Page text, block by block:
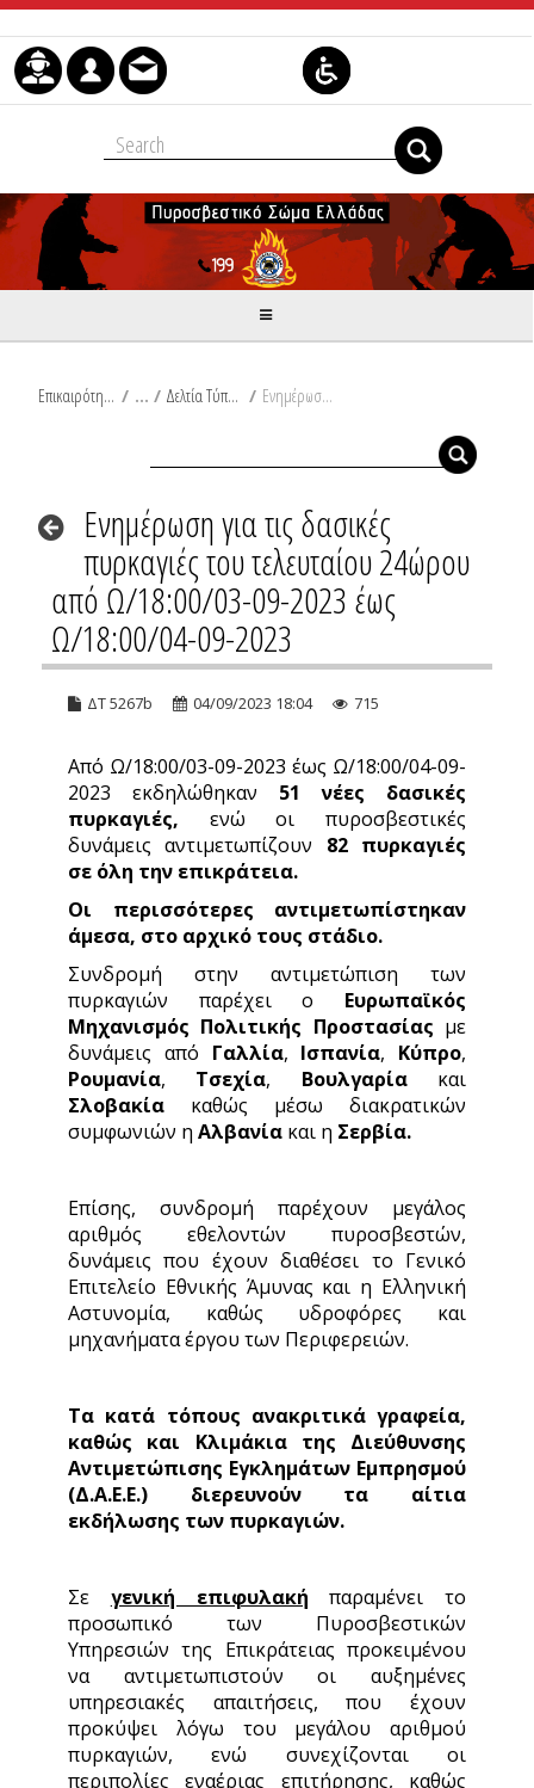
Skip to Content
Επικαιρότητα / Δελτία Τύπου / Ενημέρωση για τις δασικές πυρκαγιές του τελευταίου 24ώρου από Ω/18:00/03-09-2023 έως Ω/18:00/04-09-2023
Ενημέρωση για τις δασικές
πυρκαγιές του τελευταίου 24ώρου
από Ω/18:00/03-09-2023 έως
Ω/18:00/04-09-2023
ΔΤ 5267b 04/09/2023 18:04 715
Από Ω/18:00/03-09-2023 έως Ω/18:00/04-09-
2023 εκδηλώθηκαν 51 νέες δασικές
πυρκαγιές, ενώ οι πυροσβεστικές
δυνάμεις αντιμετωπίζουν 82 πυρκαγιές
σε όλη την επικράτεια.
Οι περισσότερες αντιμετωπίστηκαν
άμεσα, στο αρχικό τους στάδιο.
Συνδρομή στην αντιμετώπιση των
πυρκαγιών παρέχει ο Ευρωπαϊκός
Μηχανισμός Πολιτικής Προστασίας με
δυνάμεις από Γαλλία, Ισπανία, Κύπρο,
Ρουμανία, Τσεχία, Βουλγαρίακαι
Σλοβακία καθώς μέσω διακρατικών
συμφωνιών η Αλβανία και η Σερβία.
Επίσης, συνδρομή παρέχουν μεγάλος
αριθμός εθελοντών πυροσβεστών,
δυνάμεις που έχουν διαθέσει το Γενικό
Επιτελείο Εθνικής Άμυνας και η Ελληνική
Αστυνομία, καθώς υδροφόρες και
μηχανήματα έργου των Περιφερειών.
Τα κατά τόπους ανακριτικά γραφεία,
καθώς και Κλιμάκια της Διεύθυνσης
Αντιμετώπισης Εγκλημάτων Εμπρησμού
(Δ.Α.Ε.Ε.) διερευνούν τα αίτια
εκδήλωσης των πυρκαγιών.
Σε γενική επιφυλακή παραμένει το
προσωπικό των Πυροσβεστικών
Υπηρεσιών της Επικράτειας προκειμένου
να αντιμετωπιστούν οι αυξημένες
υπηρεσιακές απαιτήσεις, που έχουν
προκύψει λόγω του μεγάλου αριθμού
πυρκαγιών, ενώ συνεχίζονται οι
περιπολίες εναέριας επιτήρησης, καθώς